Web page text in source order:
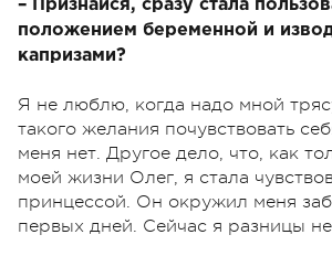
– Признайся, сразу стала
положением беременной и
капризами?
Я не люблю, когда надо мной
такого желания почувствовать
меня нет. Другое дело, что, как
моей жизни Олег, я стала
принцессой. Он окружил меня
первых дней. Сейчас я разницы